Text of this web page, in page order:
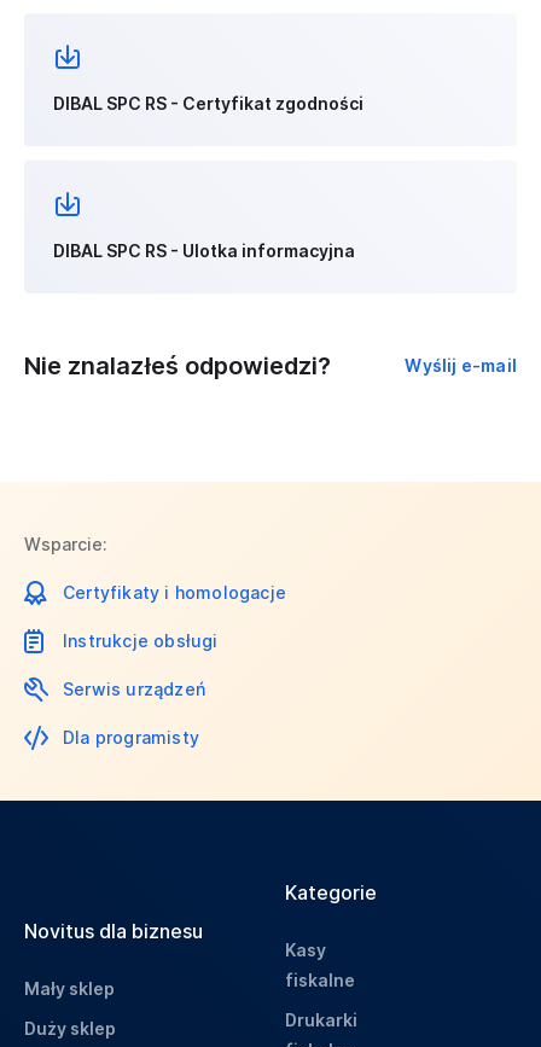
DIBAL SPC RS - Certyfikat zgodności
DIBAL SPC RS - Ulotka informacyjna
Nie znalazłeś odpowiedzi? Wyślij e-mail
Wsparcie:
Certyfikaty i homologacje
Instrukcje obsługi
Serwis urządzeń
Dla programisty
Novitus dla biznesu
Mały sklep
Duży sklep
Kategorie
Kasy
fiskalne
Drukarki